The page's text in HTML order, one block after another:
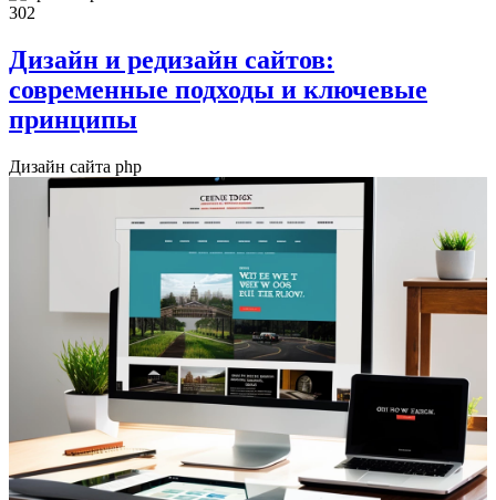
302
Дизайн и редизайн сайтов:
современные подходы и ключевые
принципы
Дизайн сайта php